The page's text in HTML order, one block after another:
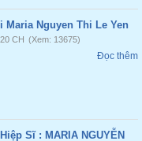
Maria Nguyen Thi Le Yen
CH (Xem: 13675)
Đọc thêm
Sĩ : MARIA NGUYỄN